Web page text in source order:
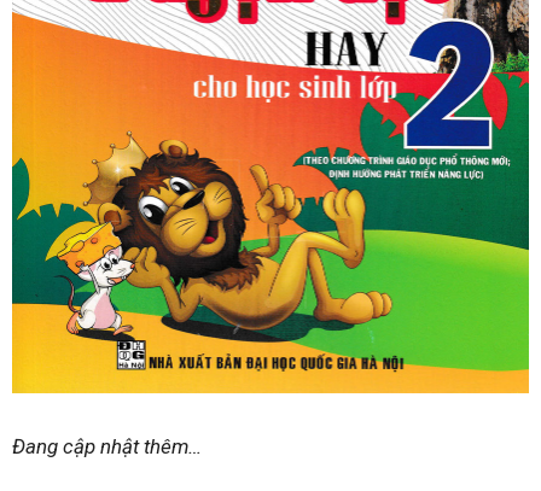
Đang cập nhật thêm…